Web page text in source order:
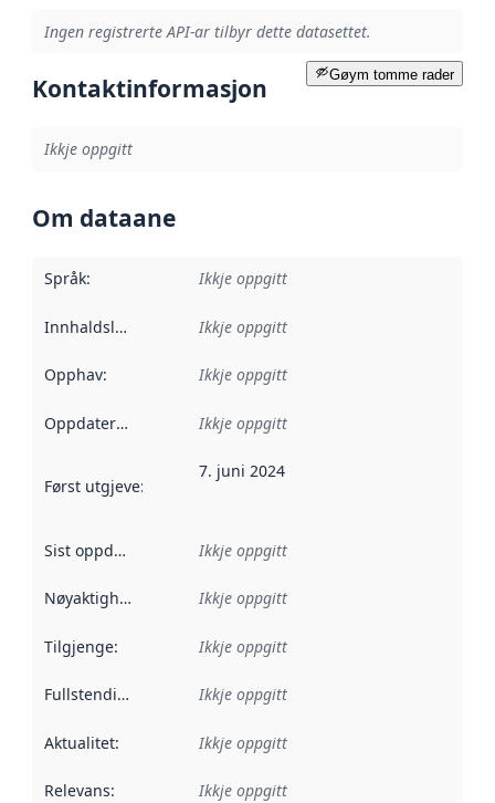
Ingen registrerte API-ar tilbyr dette datasettet.
Gøym tomme rader
Kontaktinformasjon
Ikkje oppgitt
Om dataane
Språk: Ikkje oppgitt
Innhaldsleverandørar :
Ikkje oppgitt
Opphav: Ikkje oppgitt
Oppdateringsfrekvens :
Ikkje oppgitt
Først utgjeve: Denne datoen seier når dataa i dette
7. juni 2024
Sist oppdatert Ikkje oppgitt
Nøyaktigheit Ikkje oppgitt
Tilgjenge: Ikkje oppgitt
Fullstendigheit Ikkje oppgitt
Aktualitet: Ikkje oppgitt
Relevans: Ikkje oppgitt